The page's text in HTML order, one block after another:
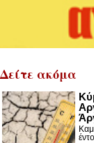
Δείτε ακόμα